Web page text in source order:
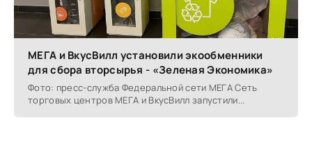
МЕГА и ВкусВилл установили экообменники
для сбора вторсырья - «Зеленая Экономика»
Фото: пресс-служба Федеральной сети МЕГА Сеть
торговых центров МЕГА и ВкусВилл запустили...